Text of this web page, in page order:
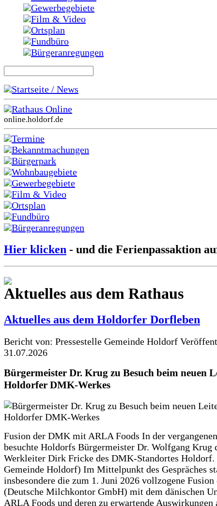
Gewerbegebiete
Film & Video
Ortsplan
Fundbüro
Bürgeranregungen
Startseite / News
Rathaus Online
online.holdorf.de
Termine
Bekanntmachungen
Bürgerpark
Wohnbaugebiete
Gewerbegebiete
Film & Video
Ortsplan
Fundbüro
Bürgeranregungen
Hier klicken - und die Ferienpassaktion
Aktuelles aus dem Rathaus
Aktuelles aus dem Holdorfer Dorfleben
Bericht von: Pressestelle Gemeinde Holdorf
31.07.2026
Bürgermeister Dr. Krug zu Besuch beim neuen
Holdorfer DMK-Werkes
Fusion der DMK mit ARLA Foods In der
besuchte Holdorfs Bürgermeister Dr. Wolfgang Krug
Werkleiter Dirk Fricke des DMK-Standortes Holdorf.
Gemeinde Holdorf) Im Mittelpunkt des Gespräches
insbesondere die zum 1. Juni 2026 vollzogene
(Deutsche Milchkontor GmbH) mit dem dänischen
ARLA Foods und deren zu erwartende Auswirkungen